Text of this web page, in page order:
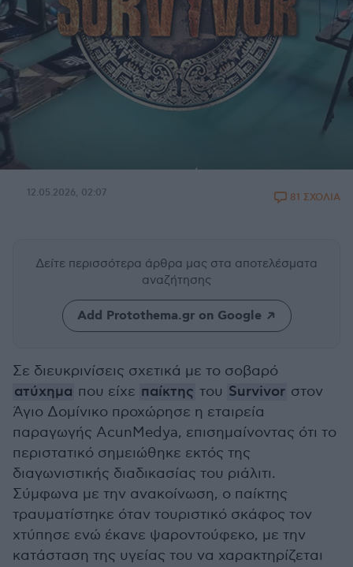
12.05.2026, 02:07 81 ΣΧΟΛΙΑ
Δείτε περισσότερα άρθρα μας στα αποτελέσματα
αναζήτησης
Add Protothema.gr on Google
Σε διευκρινίσεις σχετικά με το σοβαρό
ατύχημα που είχε παίκτης του Survivor στον
Άγιο Δομίνικο προχώρησε η εταιρεία
παραγωγής AcunMedya, επισημαίνοντας ότι το
περιστατικό σημειώθηκε εκτός της
διαγωνιστικής διαδικασίας του ριάλιτι.
Σύμφωνα με την ανακοίνωση, ο παίκτης
τραυματίστηκε όταν τουριστικό σκάφος τον
χτύπησε ενώ έκανε ψαροντούφεκο, με την
κατάσταση της υγείας του να χαρακτηρίζεται